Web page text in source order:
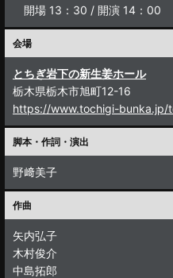
開場 13：30 / 開演 14：00
会場
とちぎ岩下の新生姜ホール
栃木県栃木市旭町12-16
https://www.tochigi-bunka.jp/
脚本・作詞・演出
野﨑美子
作曲
矢内弘子
木村俊介
中島拓郎